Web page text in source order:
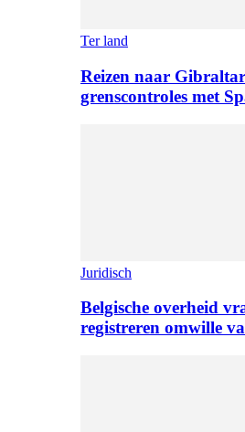
Ter land
Reizen naar
grenscontroles met
Juridisch
Belgische overheid
registreren omwille